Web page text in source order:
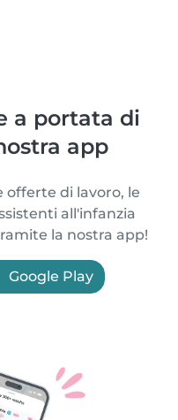
a portata di
app
offerte di lavoro, le
all'infanzia
la nostra app!
Google Play